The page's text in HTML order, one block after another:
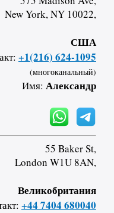
New York, NY 10022,
США
+1(216) 624-1095
(многоканальный)
Имя: Александр
55 Baker St,
London W1U 8AN,
Великобритания
+44 7404 680040